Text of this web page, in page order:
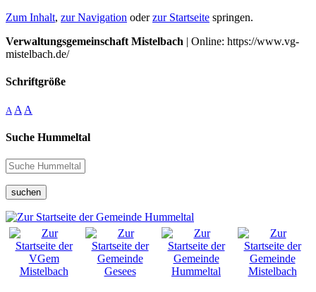
Zum Inhalt, zur Navigation oderzur Startseite springen.
Verwaltungsgemeinschaft Mistelbach | Online: https://www.vg-
mistelbach.de/
Schriftgröße
A A A
Suche Hummeltal
suchen